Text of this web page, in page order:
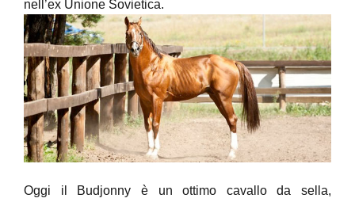
nell’ex Unione Sovietica.
Oggi il Budjonny è un ottimo cavallo da sella,